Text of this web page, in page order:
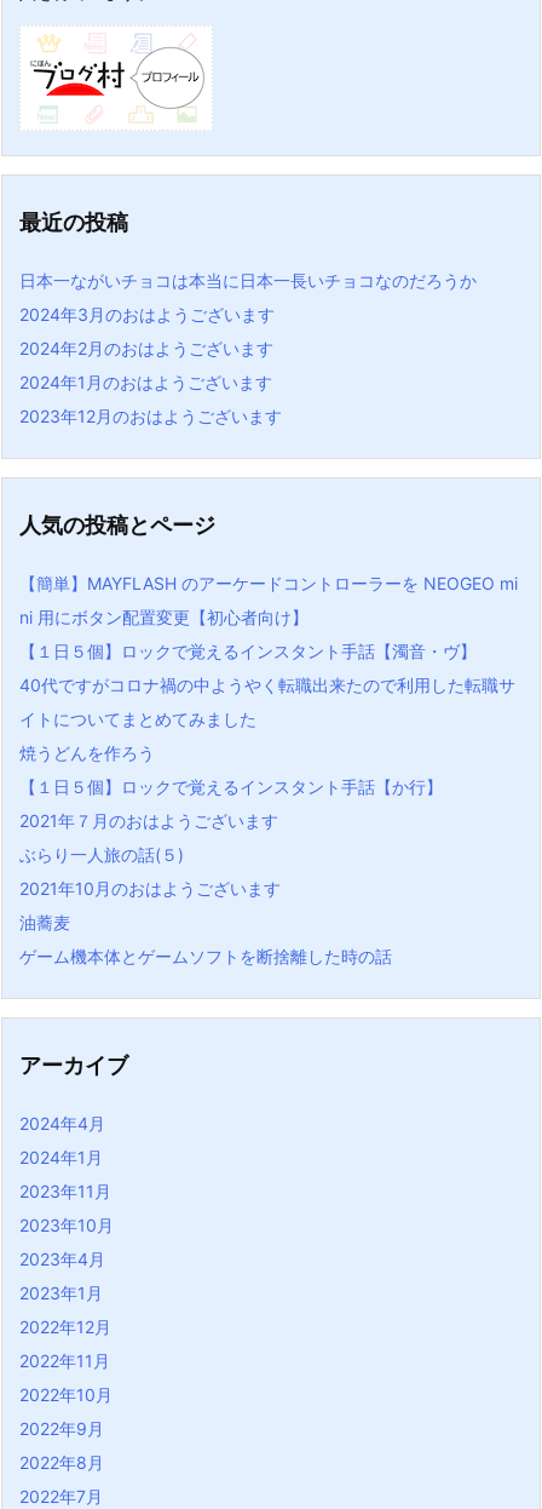
最近の投稿
日本一ながいチョコは本当に日本一長いチョコなのだろうか
2024年3月のおはようございます
2024年2月のおはようございます
2024年1月のおはようございます
2023年12月のおはようございます
人気の投稿とページ
【簡単】MAYFLASH のアーケードコントローラーを NEOGEO mi
ni 用にボタン配置変更【初心者向け】
【１日５個】ロックで覚えるインスタント手話【濁音・ヴ】
40代ですがコロナ禍の中ようやく転職出来たので利用した転職サ
イトについてまとめてみました
焼うどんを作ろう
【１日５個】ロックで覚えるインスタント手話【か行】
2021年７月のおはようございます
ぶらり一人旅の話(５)
2021年10月のおはようございます
油蕎麦
ゲーム機本体とゲームソフトを断捨離した時の話
アーカイブ
2024年4月
2024年1月
2023年11月
2023年10月
2023年4月
2023年1月
2022年12月
2022年11月
2022年10月
2022年9月
2022年8月
2022年7月